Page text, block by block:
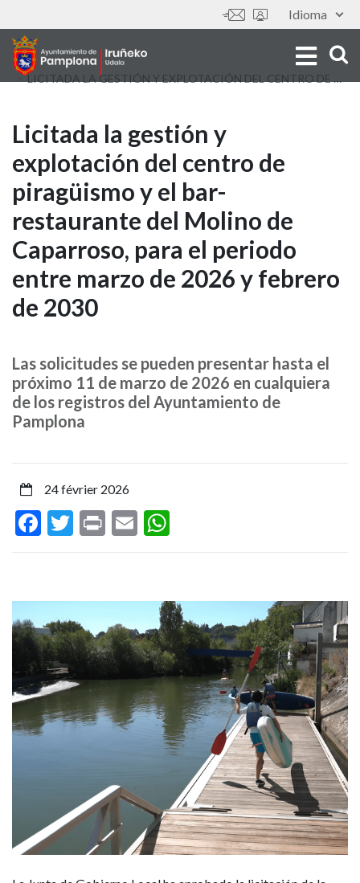
au
contenu
principal
Idioma
Outils
Licitada
la
gestión
y
explotación
del
de
piragüismo
el
bar-
Molino
de
Caparroso,
para
el
periodo
entre
marzo
Licitada la gestión y
explotación del centro de
piragüismo y el bar-
restaurante del Molino de
Caparroso, para el periodo
entre marzo de 2026 y febrero
de 2030
Las solicitudes se pueden presentar hasta el
próximo 11 de marzo de 2026 en cualquiera
de los registros del Ayuntamiento de
Pamplona
24 février 2026
Facebook
Twitter
PrintEmail